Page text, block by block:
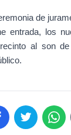
de
entrada, los
al son